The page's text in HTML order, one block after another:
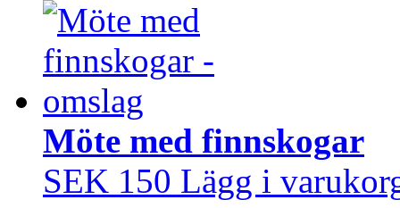
Möte med finnskogar
SEK 150 Lägg i